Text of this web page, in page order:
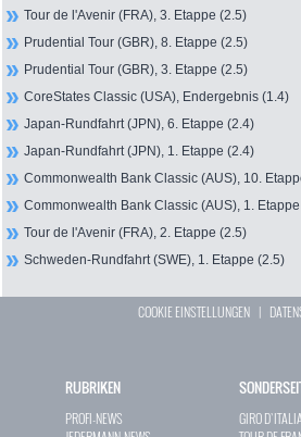
Tour de l'Avenir (FRA), 3. Etappe (2.5)
Prudential Tour (GBR), 8. Etappe (2.5)
Prudential Tour (GBR), 3. Etappe (2.5)
CoreStates Classic (USA), Endergebnis (1.4)
Japan-Rundfahrt (JPN), 6. Etappe (2.4)
Japan-Rundfahrt (JPN), 1. Etappe (2.4)
Commonwealth Bank Classic (AUS), 10.
Commonwealth Bank Classic (AUS), 1.
Tour de l'Avenir (FRA), 2. Etappe (2.5)
Schweden-Rundfahrt (SWE), 1. Etappe (2.5)
COOKIE EINSTELLUNGEN |
RUBRIKEN
PROFI-NEWS
GIRO